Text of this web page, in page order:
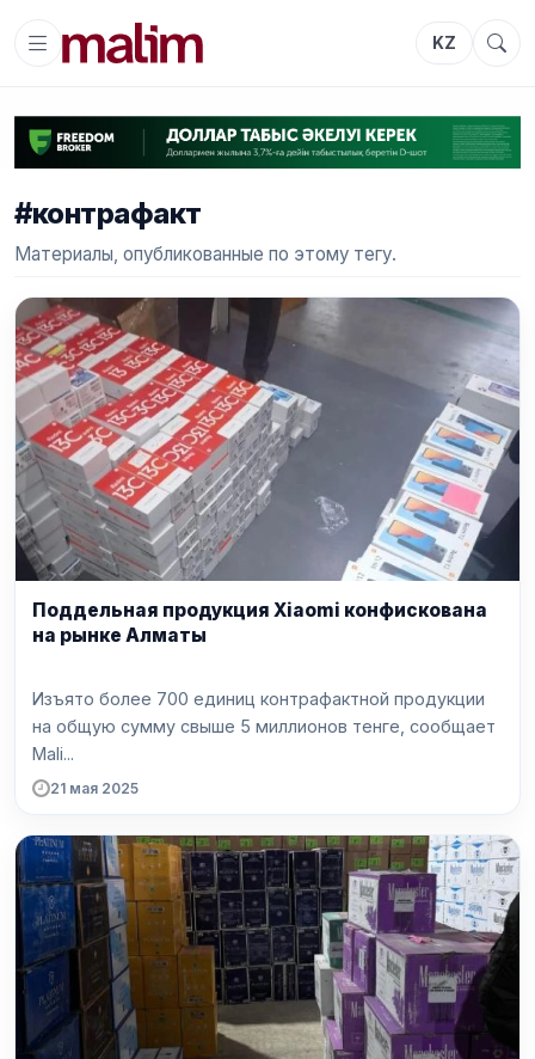
KZ
#контрафакт
Материалы, опубликованные по этому тегу.
Поддельная продукция Xiaomi конфискована
на рынке Алматы
Изъято более 700 единиц контрафактной продукции
на общую сумму свыше 5 миллионов тенге, сообщает
Mali...
21 мая 2025